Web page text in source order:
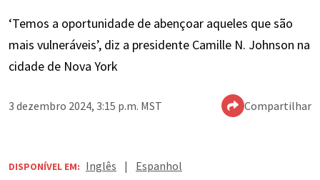
‘Temos a oportunidade de abençoar aqueles que são
mais vulneráveis’, diz a presidente Camille N. Johnson na
cidade de Nova York
3 dezembro 2024, 3:15 p.m. MST Compartilhar
DISPONÍVEL EM: Inglês | Espanhol